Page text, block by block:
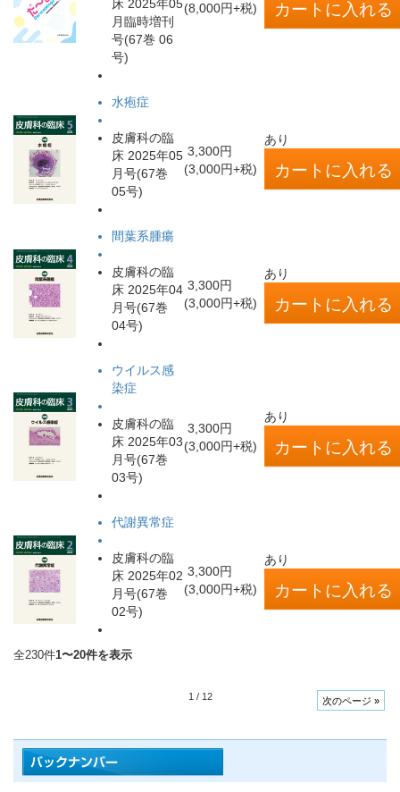
床 2025年05
月臨時増刊
号(67巻 06
号)
(8,000円+税)
水疱症
皮膚科の臨
床 2025年05
月号(67巻
05号)
3,300円
(3,000円+税)
あり
間葉系腫瘍
皮膚科の臨
床 2025年04
月号(67巻
04号)
3,300円
(3,000円+税)
あり
ウイルス感
染症
皮膚科の臨
床 2025年03
月号(67巻
03号)
3,300円
(3,000円+税)
あり
代謝異常症
皮膚科の臨
床 2025年02
月号(67巻
02号)
3,300円
(3,000円+税)
あり
全230件1〜20件を表示
1 / 12 次のページ »